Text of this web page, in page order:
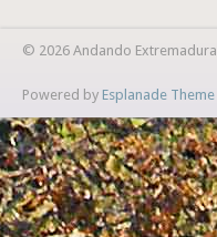
© 2026 Andando Extremadura
Powered by Esplanade Theme